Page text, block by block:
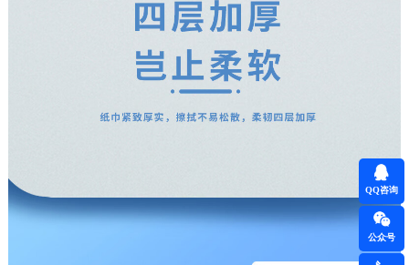
QQ咨询
公众号